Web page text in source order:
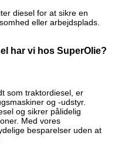
diesel for at sikre en
eller arbejdsplads.
har vi hos SuperOlie?
som traktordiesel, er
og -udstyr.
og sikrer pålidelig
Med vores
besparelser uden at